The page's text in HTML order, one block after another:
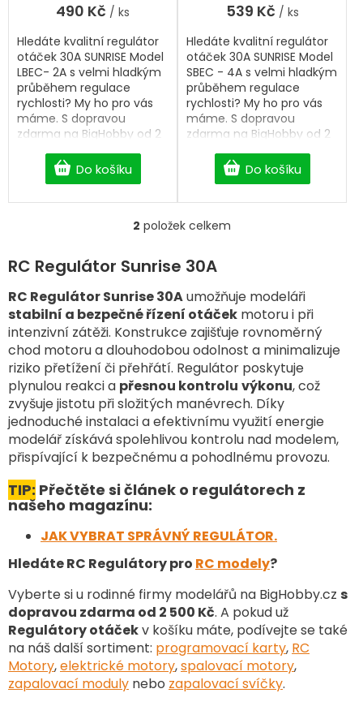
490 Kč / ks
Do košíku
Hledáte kvalitní regulátor
otáček 30A SUNRISE Model
LBEC- 2A s velmi hladkým
průběhem regulace
rychlosti? My ho pro vás
máme. S dopravou
zdarma na BigHobby od 2
539 Kč / ks
Do košíku
Hledáte kvalitní regulátor
otáček 30A SUNRISE Model
SBEC - 4A s velmi hladkým
průběhem regulace
rychlosti? My ho pro vás
máme. S dopravou
zdarma na BigHobby od 2
O
l
á
d
a
c
í
p
r
v
k
y
v
ý
p
s
2 položek celkem
RC Regulátor Sunrise 30A
RC Regulátor Sunrise 30Aumožňuje modeláři
stabilní a bezpečné řízení otáček motoru i při
intenzivní zátěži. Konstrukce zajišťuje rovnoměrný
chod motoru a dlouhodobou odolnost a minimalizuje
riziko přetížení či přehřátí. Regulátor poskytuje
plynulou reakci a přesnou kontrolu výkonu, což
zvyšuje jistotu při složitých manévrech. Díky
jednoduché instalaci a efektivnímu využití energie
modelář získává spolehlivou kontrolu nad modelem,
přispívající k bezpečnému a pohodlnému provozu.
TIP: Přečtěte si článek o regulátorech z
našeho magazínu:
JAK VYBRAT SPRÁVNÝ REGULÁTOR.
Hledáte RC Regulátory pro RC modely?
Vyberte si u rodinné firmy modelářů na BigHobby.cz s
dopravou zdarma od 2 500 Kč. A pokud už
Regulátory otáčekv košíku máte, podívejte se také
na náš další sortiment: programovací karty, RC
Motory,elektrické motory,spalovací motory,
zapalovací moduly nebo zapalovací svíčky.